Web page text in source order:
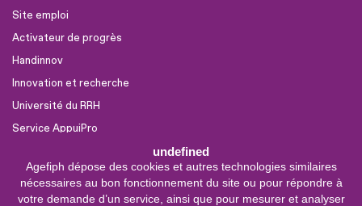
undefined
Agefiph dépose des cookies et autres technologies similaires
nécessaires au bon fonctionnement du site ou pour répondre à
votre demande d’un service, ainsi que pour mesurer et analyser
Site emploi
Activateur de progrès
Handinnov
Innovation et recherche
Université du RRH
Service AppuiPro
Nous suivre
Youtube